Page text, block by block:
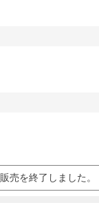
販売を終了しました。